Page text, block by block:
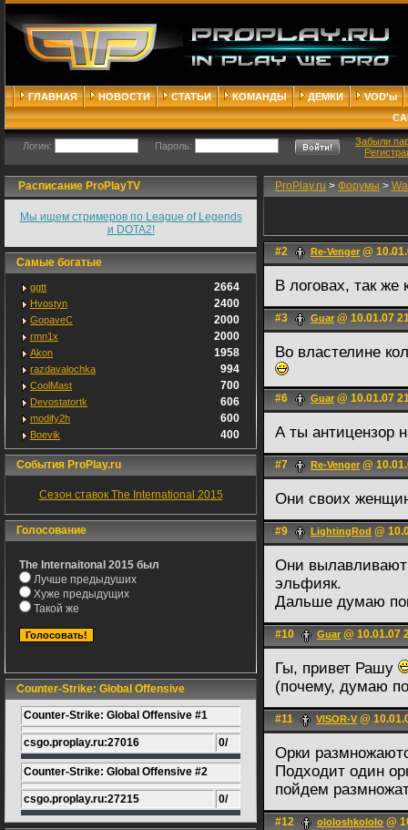
ГЛАВНАЯ НОВОСТИ СТАТЬИ КОМАНДЫ ДЕМКИ
VOD'ы
Логин: Пароль:
Забыли
Расписание ProPlayTV
Мы ищем стримеров по League of Legends
и DOTA2!
Самые богатые
ggtt 2664
Hvostyn 2400
GopaveC 2000
rmn1x 2000
Akon 1958
razdavalochka 994
CoolMast 700
Devostatortk 606
modify2h 600
Boevik 400
События ProPlay.ru
Сезон ставок The International 2015
Голосование
The Internaitonal 2015 был
Лучше предыдуших
Хуже предыдущих
Такой же
Counter-Strike: Global Offensive
Counter-Strike: Global Offensive #1
csgo.proplay.ru:27016 0/
Counter-Strike: Global Offensive #2
csgo.proplay.ru:27215 0/
ProPlay.ru > Форумы >
#2 Re-Venger @
В логовах, так же
#3 Guar @ 10.01.07
Во властелине
#6 Guar @ 10.01.07
А ты антицензор
#7 Re-Venger @
Они своих
#9 LightingRod @
Они вылавливают
эльфияк.
Дальше думаю
#10 Guar @ 10.01.07
Гы, привет Рашу
(почему, думаю
#11 VISOR-V @
Орки
Подходит один
пойдем
#12 ololoshkololo @